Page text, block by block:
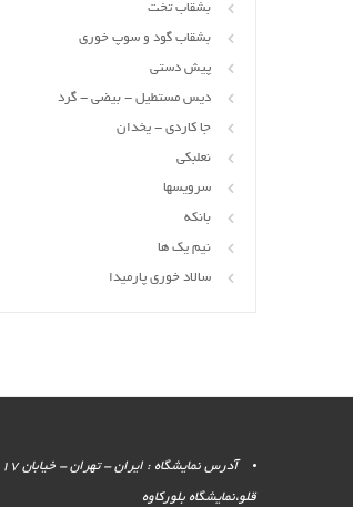
بشقاب تخت
بشقاب گود و سوپ خوری
پیش دستی
دیس مستطیل - بیضی - گرد
جا کاردی - یخدان
نعلبکی
سرویسها
بانکه
نیم یک ها
سالاد خوری پارمیدا
قلو،نمایشگاه بلورکاوه